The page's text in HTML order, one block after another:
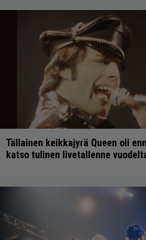
Tällainen keikkajyrä Queen oli
katso tulinen livetallenne